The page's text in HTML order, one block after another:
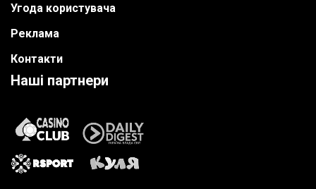
Угода користувача
Реклама
Контакти
Наші партнери